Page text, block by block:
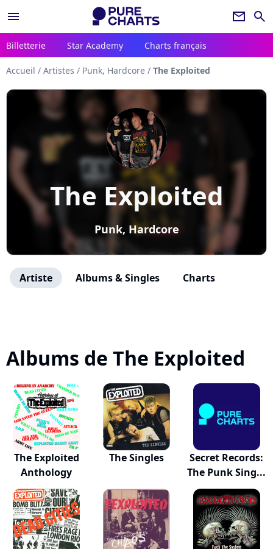
menu newsletter search
Billetterie Star Academy Charts français
Accueil / Artistes / Punk, Hardcore / The Exploited
The Exploited
Punk, Hardcore
Artiste Albums & Singles Charts
Albums de The Exploited
The Exploited
Anthology
The Singles
Secret Records:
The Punk Sing...